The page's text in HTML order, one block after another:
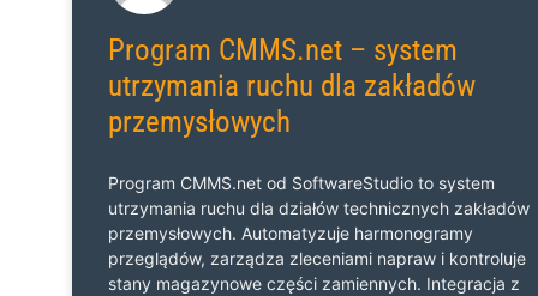
Program CMMS.net – system
utrzymania ruchu dla zakładów
przemysłowych
Program CMMS.net od SoftwareStudio to system
utrzymania ruchu dla działów technicznych zakładów
przemysłowych. Automatyzuje harmonogramy
przeglądów, zarządza zleceniami napraw i kontroluje
stany magazynowe części zamiennych. Integracja z